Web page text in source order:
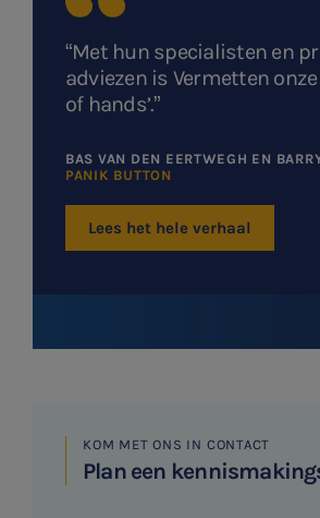
Jaarrekening controle
Belastingadvies
Ondernemer en privé
HR Advies
“Met hun specialisten en
adviezen is Vermetten onze
of hands’.”
BAS VAN DEN EERTWEGH EN
PANIK BUTTON
Lees het hele verhaal
KOM MET ONS IN CONTACT
Plan een